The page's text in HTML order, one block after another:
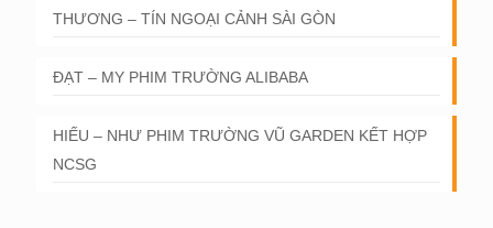
THƯƠNG – TÍN NGOẠI CẢNH SÀI GÒN
ĐẠT – MY PHIM TRƯỜNG ALIBABA
HIẾU – NHƯ PHIM TRƯỜNG VŨ GARDEN KẾT HỢP
NCSG